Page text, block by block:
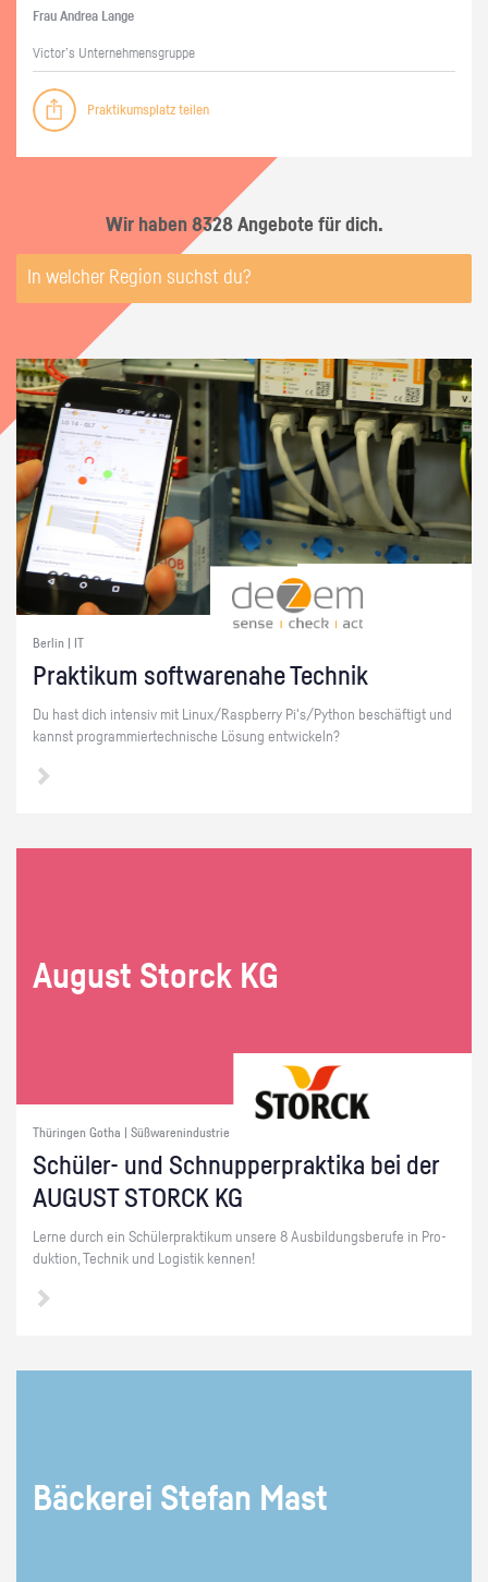
Frau An­drea Lange
Vic­tor’s Un­ter­neh­mens­grup­pe
Praktikumsplatz teilen
Wir haben 8328 Angebote für dich.
Berlin | IT
Prak­ti­kum soft­ware­na­he Tech­nik
Du hast dich in­ten­siv mit Linux/Raspber­ry Pi's/Py­thon be­schäf­tigt und
kannst pro­gram­mier­tech­ni­sche Lö­sung ent­wi­ckeln?
Au­gust Storck KG
Thüringen Gotha | Süßwarenindustrie
Schü­ler- und Schnup­per­prak­ti­ka bei der
AU­GUST STORCK KG
Lerne durch ein Schü­ler­prak­ti­kum un­se­re 8 Aus­bil­dungs­be­ru­fe in Pro­
duk­ti­on, Tech­nik und Lo­gis­tik ken­nen!
Bä­cke­rei Ste­fan Mast